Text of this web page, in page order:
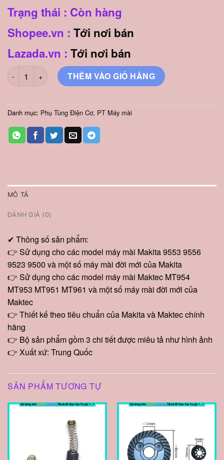
Trạng thái : Còn hàng
Shopee.vn : Tới nơi bán
Lazada.vn : Tới nơi bán
Chốt Hãm Nhông Mở Tán Kẹp Lưỡi Máy Mài 9553, 9556 số
THÊM VÀO GIỎ HÀNG
Danh mục: Phụ Tùng Điện Cơ, PT Máy mài
MÔ TẢ
ĐÁNH GIÁ (0)
✔ Thông số sản phẩm:
👉 Sử dụng cho các model máy mài Makita 9553 9556
9523 9500 và một số máy mài đời mới của Makita
👉 Sử dụng cho các model máy mài Maktec MT954
MT953 MT951 MT961 và một số máy mài đời mới của
Maktec
👉 Thiết kế theo tiêu chuẩn của Makita và Maktec chính
hãng
👉 Bộ sản phẩm gồm 3 chi tiết được miêu tả như hình ảnh
👉 Xuất xứ: Trung Quốc
SẢN PHẨM TƯƠNG TỰ